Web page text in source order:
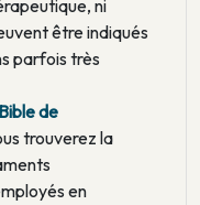
ni
être indiqués
parfois très
de
trouverez la
en